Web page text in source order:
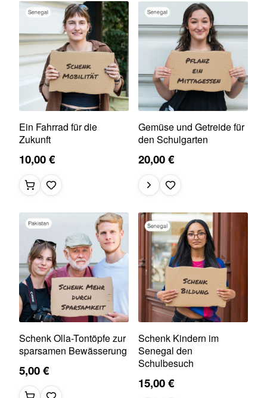
Ein Fahrrad für die
Zukunft
10,00 €
Gemüse und Getreide für
den Schulgarten
20,00 €
Schenk Olla-Tontöpfe zur
sparsamen Bewässerung
5,00 €
Schenk Kindern im
Senegal den
Schulbesuch
15,00 €